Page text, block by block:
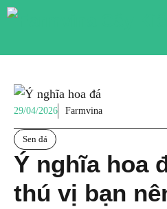
Chuyển
29/04/2026 Farmvina
Sen đá
Ý nghĩa hoa
thú vị bạn